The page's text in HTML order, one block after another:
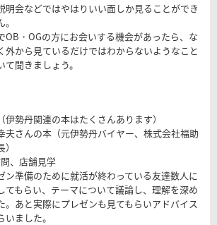
明会などではやはりいい面しか見ることができ
OB・OGの方にお会いする機会があったら、な
外から見ているだけではわからないようなこと
て聞きましょう。
伊勢丹関連の本はたくさんあります）
夫さんの本（元伊勢丹バイヤー、株式会社福助
、店舗見学
ン準備のために就活が終わっている友達数人に
てもらい、テーマについて議論し、理解を深め
。あと実際にプレゼンも見てもらいアドバイス
いました。